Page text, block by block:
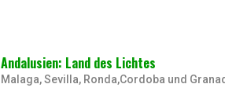
Andalusien: Land des Lichtes
Malaga, Sevilla, Ronda,Cordoba und